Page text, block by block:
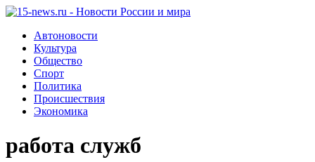
Автоновости
Культура
Общество
Спорт
Политика
Происшествия
Экономика
работа служб